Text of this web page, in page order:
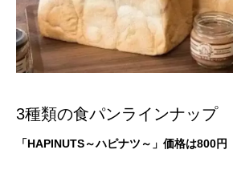
3種類の食パンラインナップ
「HAPINUTS～ハピナツ～」価格は800円